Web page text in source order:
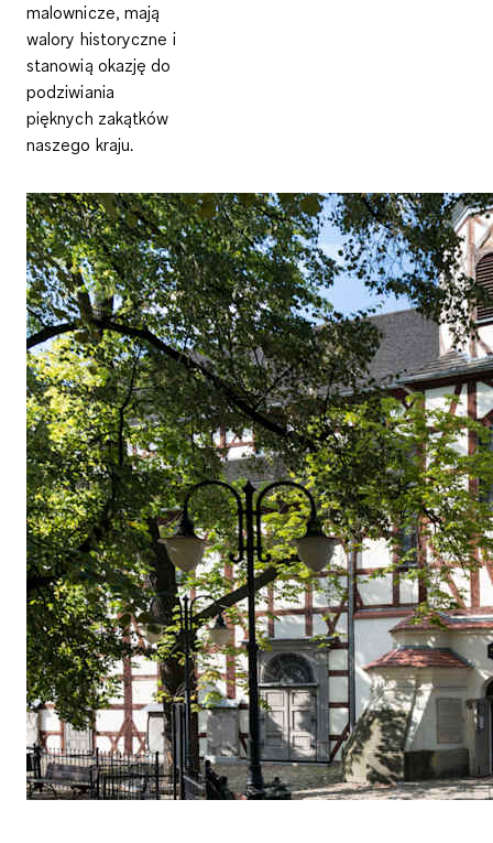
malownicze, mają
walory historyczne i
stanowią okazję do
podziwiania
pięknych zakątków
naszego kraju.